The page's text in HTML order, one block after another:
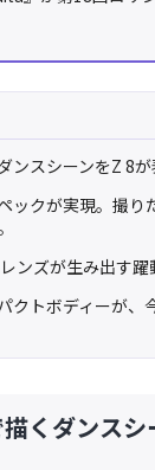
ンスシーンをZ 8
ックが実現。撮り
ンズが生み出す躍
クトボディーが、
くダンス